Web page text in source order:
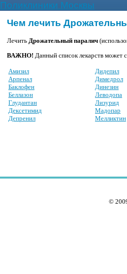
Поликлиники Москвы
Чем лечить
Лечить Дрожательный паралич
ВАЖНО! Данный список лекарств может
Амизил
Арпенал
Баклофен
Беллазон
Глудантан
Дексетимид
Депренил
Дидепил
Димедрол
Динезин
Леводопа
Лизурид
Мадопар
Мелликтин
©